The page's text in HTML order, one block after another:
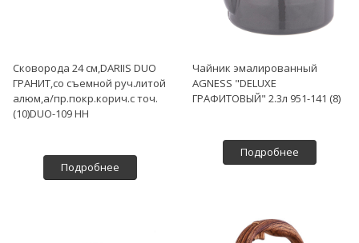
Сковорода 24 см,DARIIS DUO
ГРАНИТ,со съемной руч.литой
алюм,а/пр.покр.корич.с точ.
(10)DUO-109 НН
Подробнее
Чайник эмалированный
AGNESS "DELUXE
ГРАФИТОВЫЙ" 2.3л 951-141 (8)
Подробнее